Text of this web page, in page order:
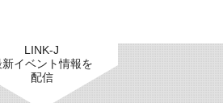
LINK-J
新イベント情報を
配信